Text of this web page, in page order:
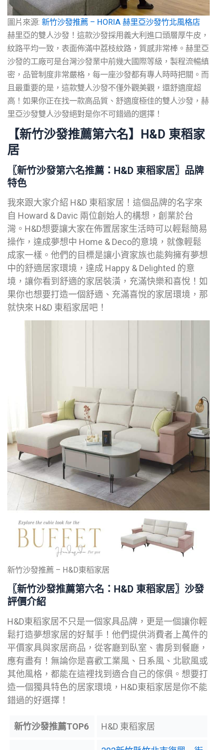
圖片來源: 新竹沙發推薦 – HORIA 赫里亞沙發竹北風格店
赫里亞的雙人沙發！這款沙發採用義大利進口頭層厚牛皮，
紋路平均一致，表面佈滿中荔枝紋路，質感非常棒。赫里亞
沙發的工廠可是台灣沙發業中前幾大國際等級，製程流暢縝
密，品管制度非常嚴格，每一座沙發都有專人時時把關。而
且最重要的是，這款雙人沙發不僅外觀美觀，還舒適度超
高！如果你正在找一款高品質、舒適度極佳的雙人沙發，赫
里亞沙發雙人沙發絕對是你不可錯過的選擇！
【新竹沙發推薦第六名】
H&D 東稻家
居
〖新竹沙發第六名推薦 ：H&D 東稻家居〗 品牌
特色
我來跟大家介紹 H&D 東稻家居！這個品牌的名字來
自 Howard & Davic 兩位創始人的構想，創業於台
灣。H&D想要讓大家在佈置居家生活時可以輕鬆簡易
操作，達成夢想中 Home & Deco的意境，就像輕鬆
成家一樣。他們的目標是讓小資家族也能夠擁有夢想
中的舒適居家環境，達成 Happy & Delighted 的意
境，讓你看到舒適的家居裝潢，充滿快樂和喜悅！如
果你也想要打造一個舒適、充滿喜悅的家居環境，那
就快來 H&D 東稻家居吧！
新竹沙發推薦 – H&D東稻家居
〖新竹沙發推薦第六名： H&D 東稻家居〗 沙發
評價介紹
H&D東稻家居不只是一個家具品牌，更是一個讓你輕
鬆打造夢想家居的好幫手！他們提供消費者上萬件的
平價家具與家居商品，從客廳到臥室、書房到餐廳，
應有盡有！無論你是喜歡工業風、日系風、北歐風或
其他風格，都能在這裡找到適合自己的傢俱。想要打
造一個獨具特色的居家環境，H&D東稻家居是你不能
錯過的好選擇！
新竹沙發推薦TOP6 H&D 東稻家居